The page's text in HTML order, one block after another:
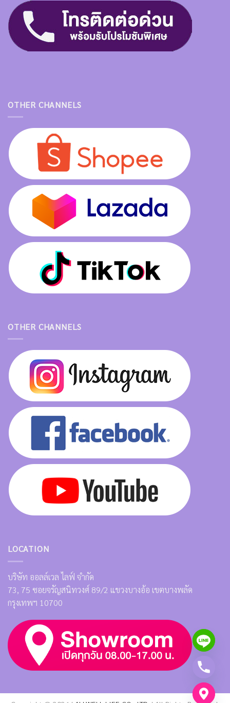
OTHER CHANNELS
OTHER CHANNELS
LOCATION
บริษัท ออลล์เวล ไลฟ์ จำกัด
73, 75 ซอยจรัญสนิทวงศ์ 89/2 แขวงบางอ้อ เขตบางพลัด
กรุงเทพฯ 10700